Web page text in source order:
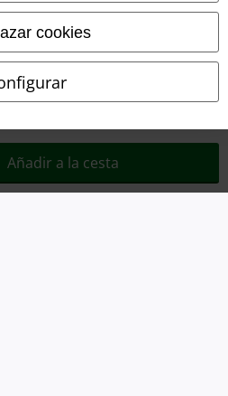
cookies
Añadir a la cesta
del medioambiente